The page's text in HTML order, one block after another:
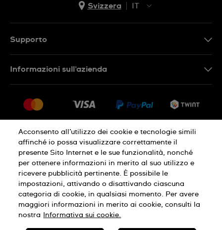
Svizzera
IT
IT
Supporto
Restituzione
Condizioni di vendita
Diritto di recesso
Informazioni sull'azienda
Carriera
Informativa sulla privacy Cookies
Condizioni di utilizzo Infomazioni legali
Acconsento all’utilizzo dei cookie e tecnologie simili
affinché io possa visualizzare correttamente il
presente Sito Internet e le sue funzionalità, nonché
per ottenere informazioni in merito al suo utilizzo e
ricevere pubblicità pertinente. È possibile le
impostazioni, attivando o disattivando ciascuna
categoria di cookie, in qualsiasi momento. Per avere
maggiori informazioni in merito ai cookie, consulti la
nostra
Informativa sui cookie.